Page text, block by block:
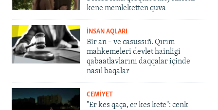
kene memleketten quva
İNSAN AQLARI
Bir an – ve casussıñ. Qırım
mahkemeleri devlet hainligi
qabaatlavlarını daqqalar içinde
nasıl baqalar
CEMİYET
"Er kes qaça, er kes kete": cenk